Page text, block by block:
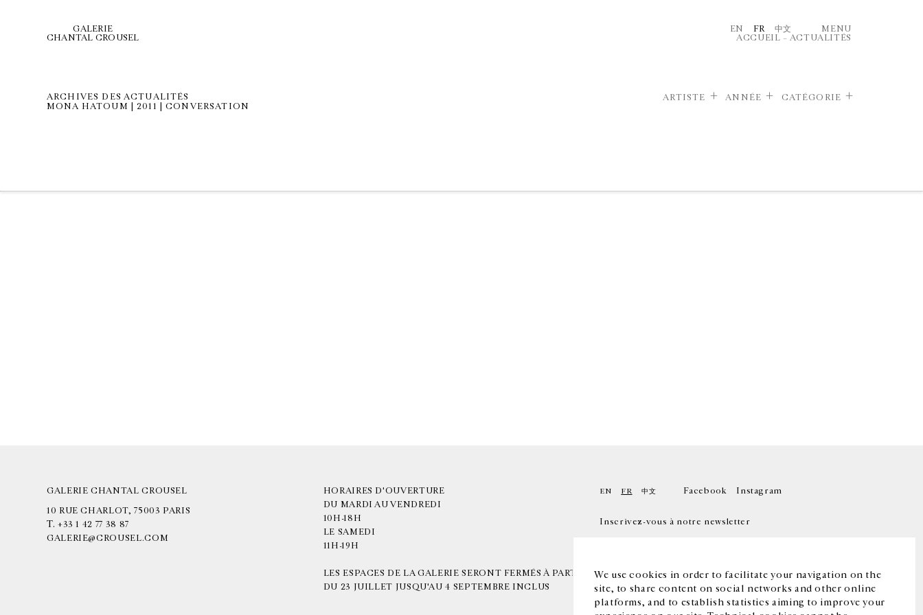
We use cookies in order to facilitate your navigation on the
site, to share content on social networks and other online
platforms, and to establish statistics aiming to improve your
GALERIE
CHANTAL CROUSEL
EN FR 中文
MENU
ACCUEIL – ACTUALITÉS
ARCHIVES DES ACTUALITÉS
MONA HATOUM | 2011 | CONVERSATION
ARTISTE ANNÉE CATÉGORIE
GALERIE CHANTAL CROUSEL
10 RUE CHARLOT, 75003 PARIS
T. +33 1 42 77 38 87
GALERIE@CROUSEL.COM
HORAIRES D'OUVERTURE
DU MARDI AU VENDREDI
10H-18H
LE SAMEDI
11H-19H
LES ESPACES DE LA GALERIE SERONT FERMÉS À PARTIR
DU 23 JUILLET JUSQU'AU 4 SEPTEMBRE INCLUS
EN FR 中文 Facebook Instagram
Inscrivez-vous à notre newsletter